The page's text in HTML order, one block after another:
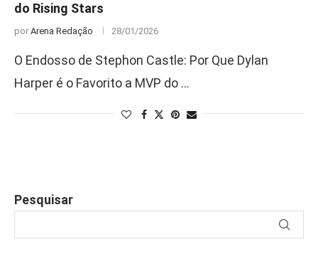
do Rising Stars
por Arena Redação 28/01/2026
O Endosso de Stephon Castle: Por Que Dylan
Harper é o Favorito a MVP do …
Pesquisar